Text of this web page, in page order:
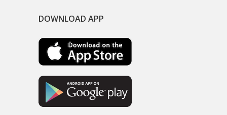
DOWNLOAD APP